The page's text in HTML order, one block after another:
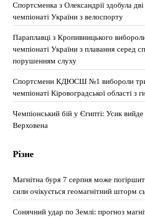
Спортсменка з Олександрії здобула
чемпіонаті України з велоспорту
Параплавці з Кропивницького
чемпіонаті України з плавання серед
порушенням слуху
Спортсмени КДЮСШ №1 вибороли три
чемпіонаті Кіровоградської області з
Чемпіонський бій у Єгипті: Усик вийде
Верховена
Різне
Магнітна буря 7 серпня може
сили очікується геомагнітний шторм
Сонячний удар по Землі: прогноз